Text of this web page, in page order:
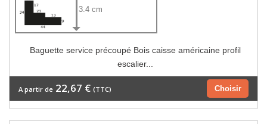
3.4 cm
Baguette service précoupé Bois caisse américaine profil
escalier...
Choisir
A partir de 22,67 € (TTC)